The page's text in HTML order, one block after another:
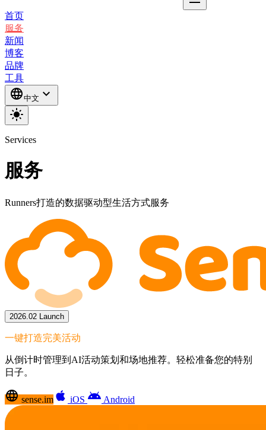
首页
服务
新闻
博客
品牌
工具
language中文 expand_more
light_mode
Services
服务
Runners打造的数据驱动型生活方式服务
2026.02 Launch
一键打造完美活动
从倒计时管理到AI活动策划和场地推荐。轻松准备您的特别
日子。
language sense.im apple iOS android Android